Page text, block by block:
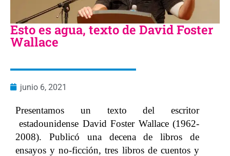
Esto es agua, texto de David Foster
Wallace
junio 6, 2021
Presentamos un texto del escritor
estadounidense David Foster Wallace (1962-
2008). Publicó una decena de libros de
ensayos y no-ficción, tres libros de cuentos y